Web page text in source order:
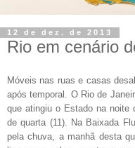
12 de dez. de 2013
Rio em cenário
Móveis nas ruas e casas
após temporal . O Rio de
que atingiu o Estado na noite
de quarta (11). Na Baixada
pela chuva, a manhã desta